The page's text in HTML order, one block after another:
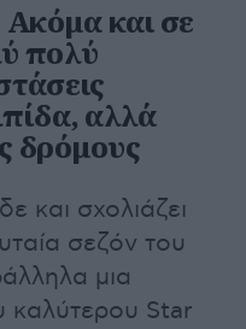
και σε
πολύ
αλλά
δρόμους
και σχολιάζει
σεζόν του
μια
καλύτερου Star